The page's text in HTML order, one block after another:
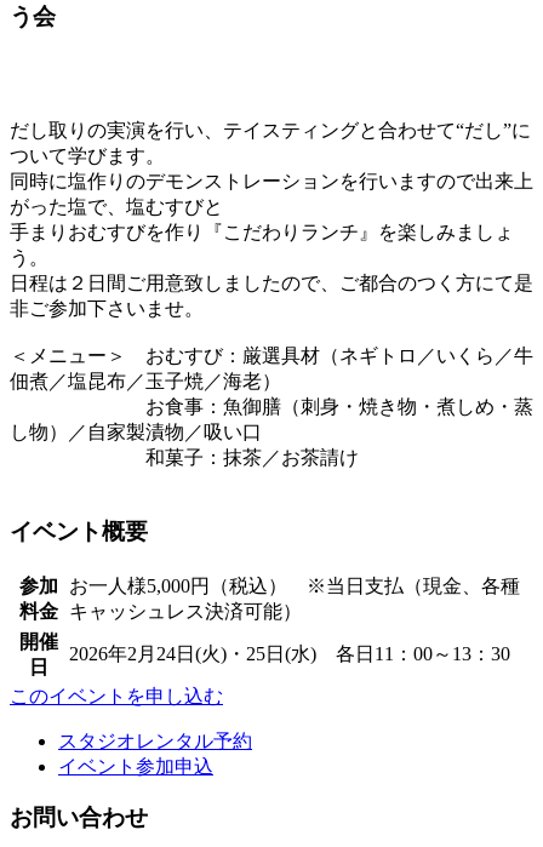
う会
だし取りの実演を行い、テイスティングと合わせて“だし”に
ついて学びます。
同時に塩作りのデモンストレーションを行いますので出来上
がった塩で、塩むすびと
手まりおむすびを作り『こだわりランチ』を楽しみましょ
う。
日程は２日間ご用意致しましたので、ご都合のつく方にて是
非ご参加下さいませ。
＜メニュー＞ おむすび：厳選具材（ネギトロ／いくら／牛
佃煮／塩昆布／玉子焼／海老）
お食事：魚御膳（刺身・焼き物・煮しめ・蒸
し物）／自家製漬物／吸い口
和菓子：抹茶／お茶請け
イベント概要
参加
料金
お一人様5,000円（税込） ※当日支払（現金、各種
キャッシュレス決済可能）
開催
日
2026年2月24日(火)・25日(水) 各日11：00～13：30
このイベントを申し込む
スタジオレンタル予約
イベント参加申込
お問い合わせ